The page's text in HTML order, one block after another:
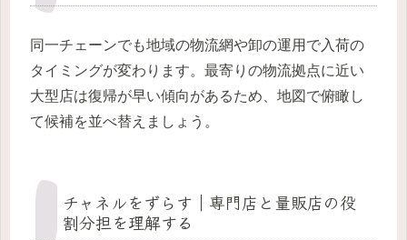
同一チェーンでも地域の物流網や卸の運用で入荷の
タイミングが変わります。最寄りの物流拠点に近い
大型店は復帰が早い傾向があるため、地図で俯瞰し
て候補を並べ替えましょう。
チャネルをずらす｜専門店と量販店の役
割分担を理解する